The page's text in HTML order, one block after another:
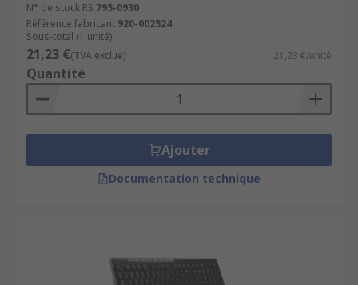
N° de stock RS 795-0930
Référence fabricant 920-002524
Sous-total (1 unité)
21,23 €(TVA exclue) 21,23 €/unité
Quantité
Ajouter
Documentation technique